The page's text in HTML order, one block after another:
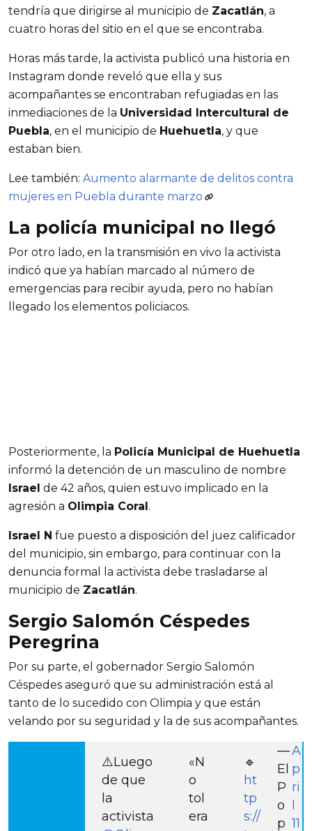
tendría que dirigirse al municipio de Zacatlán, a
cuatro horas del sitio en el que se encontraba.
Horas más tarde, la activista publicó una historia en
Instagram donde reveló que ella y sus
acompañantes se encontraban refugiadas en las
inmediaciones de la Universidad Intercultural de
Puebla, en el municipio de Huehuetla, y que
estaban bien.
Lee también: Aumento alarmante de delitos contra
mujeres en Puebla durante marzo
La policía municipal no llegó
Por otro lado, en la transmisión en vivo la activista
indicó que ya habían marcado al número de
emergencias para recibir ayuda, pero no habían
llegado los elementos policiacos.
Posteriormente, la Policía Municipal de Huehuetla
informó la detención de un masculino de nombre
Israel de 42 años, quien estuvo implicado en la
agresión a Olimpia Coral.
Israel N fue puesto a disposición del juez calificador
del municipio, sin embargo, para continuar con la
denuncia formal la activista debe trasladarse al
municipio de Zacatlán.
Sergio Salomón Céspedes
Peregrina
Por su parte, el gobernador Sergio Salomón
Céspedes aseguró que su administración está al
tanto de lo sucedido con Olimpia y que están
velando por su seguridad y la de sus acompañantes.
⚠️Luego
de que
la
activista
«N
o
tol
era
🔹
ht
tp
s://
—
El
P
o
p
A
p
ri
l
11